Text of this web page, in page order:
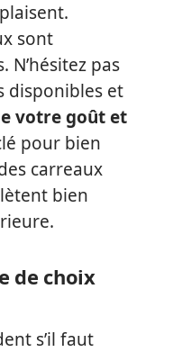
sont
N’hésitez pas
disponibles et
votre goût et
pour bien
carreaux
bien
de choix
s’il faut